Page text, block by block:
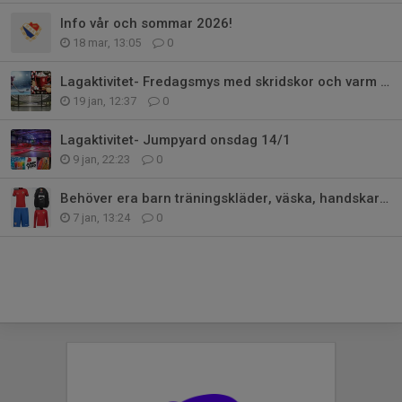
Info vår och sommar 2026!
18 mar, 13:05 0
Lagaktivitet- Fredagsmys med skridskor och varm choklad!
19 jan, 12:37 0
Lagaktivitet- Jumpyard onsdag 14/1
9 jan, 22:23 0
Behöver era barn träningskläder, väska, handskar mm?
7 jan, 13:24 0